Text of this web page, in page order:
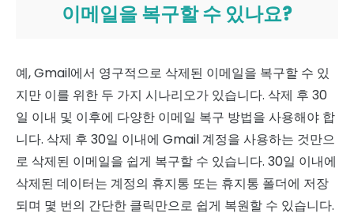
이메일을 복구할 수 있나요?
예, Gmail에서 영구적으로 삭제된 이메일을 복구할 수 있
지만 이를 위한 두 가지 시나리오가 있습니다. 삭제 후 30
일 이내 및 이후에 다양한 이메일 복구 방법을 사용해야 합
니다. 삭제 후 30일 이내에 Gmail 계정을 사용하는 것만으
로 삭제된 이메일을 쉽게 복구할 수 있습니다. 30일 이내에
삭제된 데이터는 계정의 휴지통 또는 휴지통 폴더에 저장
되며 몇 번의 간단한 클릭만으로 쉽게 복원할 수 있습니다.